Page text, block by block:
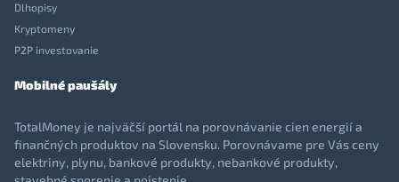
Dlhopisy
Kryptomeny
P2P investovanie
Mobilné paušály
TotalMoney je najväčší portál na porovnávanie cien energií a
finančných produktov na Slovensku. Porovnávame pre Vás ceny
elektriny, plynu, bankové produkty, nebankové produkty,